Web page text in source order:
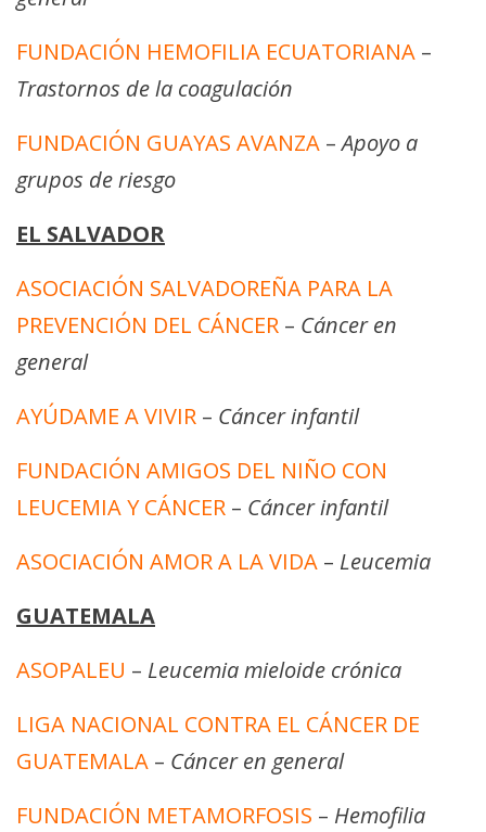
FUNDACIÓN HEMOFILIA ECUATORIANA –
Trastornos de la coagulación
FUNDACIÓN GUAYAS AVANZA –Apoyo a
grupos de riesgo
EL SALVADOR
ASOCIACIÓN SALVADOREÑA PARA LA
PREVENCIÓN DEL CÁNCER – Cáncer en
general
AYÚDAME A VIVIR – Cáncer infantil
FUNDACIÓN AMIGOS DEL NIÑO CON
LEUCEMIA Y CÁNCER – Cáncer infantil
ASOCIACIÓN AMOR A LA VIDA – Leucemia
GUATEMALA
ASOPALEU – Leucemia mieloide crónica
LIGA NACIONAL CONTRA EL CÁNCER DE
GUATEMALA – Cáncer en general
FUNDACIÓN METAMORFOSIS – Hemofilia